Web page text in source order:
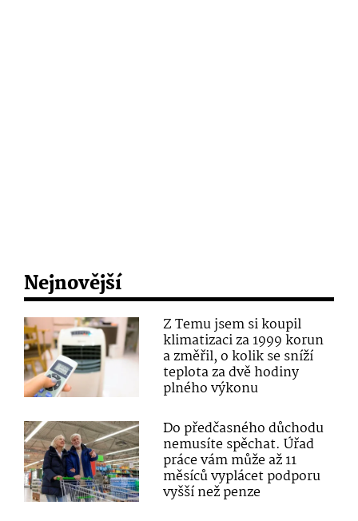
Nejnovější
Z Temu jsem si koupil
klimatizaci za 1999 korun
a změřil, o kolik se sníží
teplota za dvě hodiny
plného výkonu
Do předčasného důchodu
nemusíte spěchat. Úřad
práce vám může až 11
měsíců vyplácet podporu
vyšší než penze